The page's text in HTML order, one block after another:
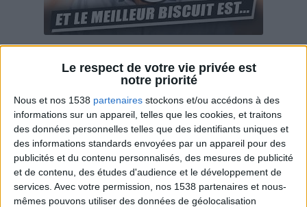
Le respect de votre vie privée est
notre priorité
Nous et nos 1538 partenaires stockons et/ou accédons à des
informations sur un appareil, telles que les cookies, et traitons
des données personnelles telles que des identifiants uniques et
des informations standards envoyées par un appareil pour des
publicités et du contenu personnalisés, des mesures de publicité
et de contenu, des études d'audience et le développement de
services. Avec votre permission, nos 1538 partenaires et nous-
mêmes pouvons utiliser des données de géolocalisation
ces gâteaux ?
Webinaires en direct Voir tout